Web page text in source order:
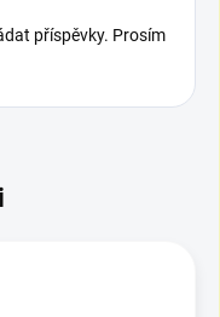
příspěvky. Prosím